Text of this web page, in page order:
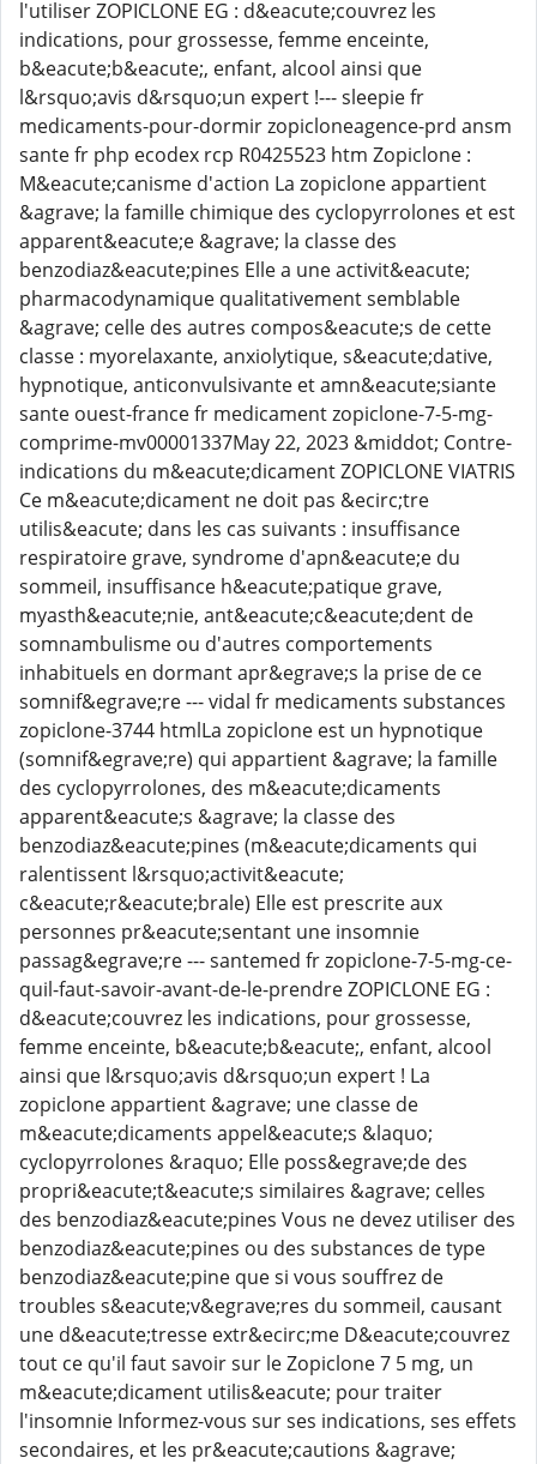
l'utiliser ZOPICLONE EG : d&eacute;couvrez les
indications, pour grossesse, femme enceinte,
b&eacute;b&eacute;, enfant, alcool ainsi que
l&rsquo;avis d&rsquo;un expert !--- sleepie fr
medicaments-pour-dormir zopicloneagence-prd ansm
sante fr php ecodex rcp R0425523 htm Zopiclone :
M&eacute;canisme d'action La zopiclone appartient
&agrave; la famille chimique des cyclopyrrolones et est
apparent&eacute;e &agrave; la classe des
benzodiaz&eacute;pines Elle a une activit&eacute;
pharmacodynamique qualitativement semblable
&agrave; celle des autres compos&eacute;s de cette
classe : myorelaxante, anxiolytique, s&eacute;dative,
hypnotique, anticonvulsivante et amn&eacute;siante
sante ouest-france fr medicament zopiclone-7-5-mg-
comprime-mv00001337May 22, 2023 &middot; Contre-
indications du m&eacute;dicament ZOPICLONE VIATRIS
Ce m&eacute;dicament ne doit pas &ecirc;tre
utilis&eacute; dans les cas suivants : insuffisance
respiratoire grave, syndrome d'apn&eacute;e du
sommeil, insuffisance h&eacute;patique grave,
myasth&eacute;nie, ant&eacute;c&eacute;dent de
somnambulisme ou d'autres comportements
inhabituels en dormant apr&egrave;s la prise de ce
somnif&egrave;re --- vidal fr medicaments substances
zopiclone-3744 htmlLa zopiclone est un hypnotique
(somnif&egrave;re) qui appartient &agrave; la famille
des cyclopyrrolones, des m&eacute;dicaments
apparent&eacute;s &agrave; la classe des
benzodiaz&eacute;pines (m&eacute;dicaments qui
ralentissent l&rsquo;activit&eacute;
c&eacute;r&eacute;brale) Elle est prescrite aux
personnes pr&eacute;sentant une insomnie
passag&egrave;re --- santemed fr zopiclone-7-5-mg-ce-
quil-faut-savoir-avant-de-le-prendre ZOPICLONE EG :
d&eacute;couvrez les indications, pour grossesse,
femme enceinte, b&eacute;b&eacute;, enfant, alcool
ainsi que l&rsquo;avis d&rsquo;un expert ! La
zopiclone appartient &agrave; une classe de
m&eacute;dicaments appel&eacute;s &laquo;
cyclopyrrolones &raquo; Elle poss&egrave;de des
propri&eacute;t&eacute;s similaires &agrave; celles
des benzodiaz&eacute;pines Vous ne devez utiliser des
benzodiaz&eacute;pines ou des substances de type
benzodiaz&eacute;pine que si vous souffrez de
troubles s&eacute;v&egrave;res du sommeil, causant
une d&eacute;tresse extr&ecirc;me D&eacute;couvrez
tout ce qu'il faut savoir sur le Zopiclone 7 5 mg, un
m&eacute;dicament utilis&eacute; pour traiter
l'insomnie Informez-vous sur ses indications, ses effets
secondaires, et les pr&eacute;cautions &agrave;